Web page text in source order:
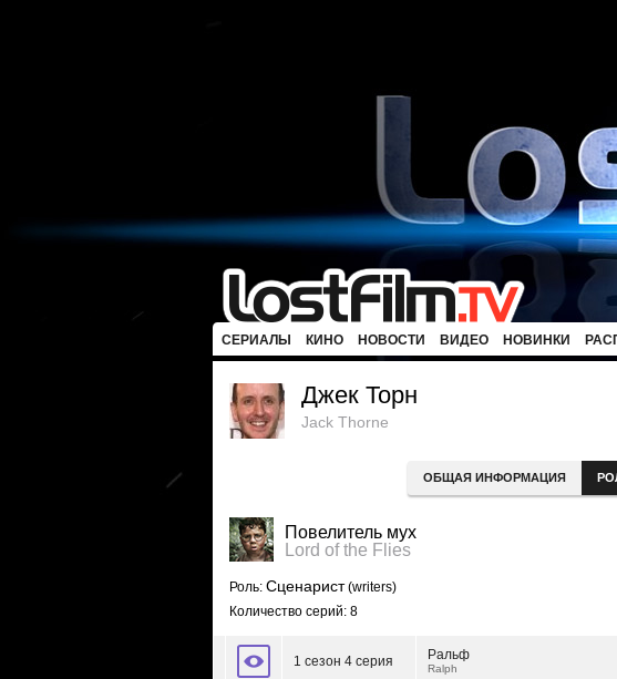
СЕРИАЛЫ КИНО НОВОСТИ ВИДЕО НОВИНКИ
Джек Торн
Jack Thorne
ОБЩАЯ ИНФОРМАЦИЯ
Повелитель мух
Lord of the Flies
Роль: Сценарист(writers)
Количество серий: 8
1 сезон 4 серия Ральф
Ralph